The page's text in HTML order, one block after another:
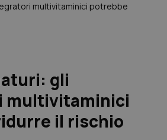
multivitaminici potrebbe
gli
multivitaminici
il rischio